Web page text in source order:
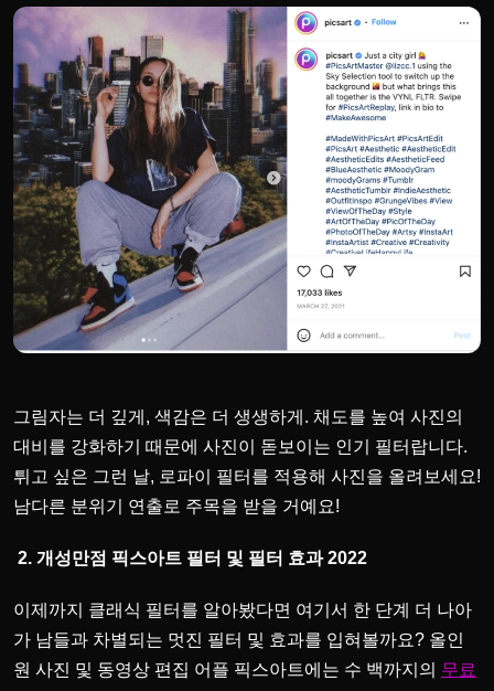
그림자는 더 깊게, 색감은 더 생생하게. 채도를 높여 사진의
대비를 강화하기 때문에 사진이 돋보이는 인기 필터랍니다.
튀고 싶은 그런 날, 로파이 필터를 적용해 사진을 올려보세요!
남다른 분위기 연출로 주목을 받을 거예요!
2. 개성만점 픽스아트 필터 및 필터 효과 2022
이제까지 클래식 필터를 알아봤다면 여기서 한 단계 더 나아
가 남들과 차별되는 멋진 필터 및 효과를 입혀볼까요? 올인
원 사진 및 동영상 편집 어플 픽스아트에는 수 백까지의 무료